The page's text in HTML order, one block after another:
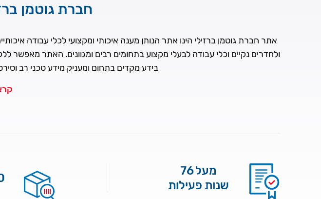
חברת גוטמן ברזילי
אתר חברת גוטמן ברזילי הינו אתר הנותן מענה איכותי ומקצועי לכלי עבודה
ולחדרים נקיים וכלי עבודה לבעלי מקצוע בתחומים רבים ומגוונים. האתר מאפשר
בידע מקדים בתחום ומעניק מידע טכני רב
מעל 76
שנות פעילות